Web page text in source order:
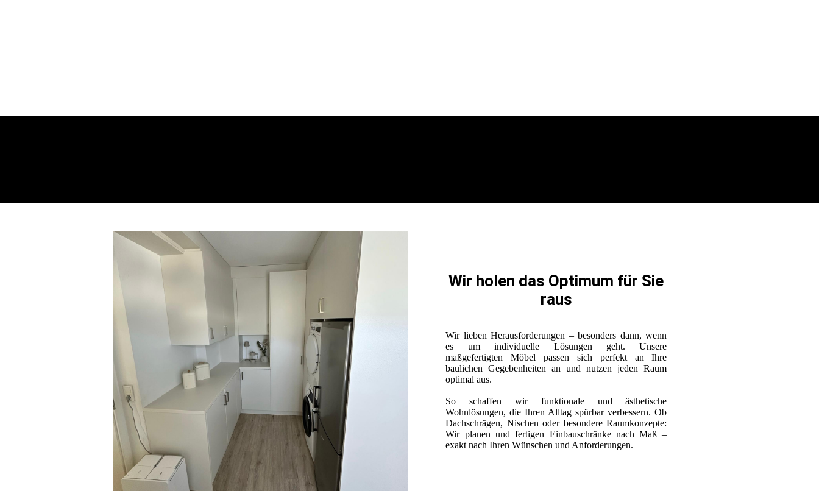
Wir holen das Optimum für Sie
raus
Wir lieben Herausforderungen – besonders dann, wenn
es um individuelle Lösungen geht. Unsere
maßgefertigten Möbel passen sich perfekt an Ihre
baulichen Gegebenheiten an und nutzen jeden Raum
optimal aus.
So schaffen wir funktionale und ästhetische
Wohnlösungen, die Ihren Alltag spürbar verbessern. Ob
Dachschrägen, Nischen oder besondere Raumkonzepte:
Wir planen und fertigen Einbauschränke nach Maß –
exakt nach Ihren Wünschen und Anforderungen.